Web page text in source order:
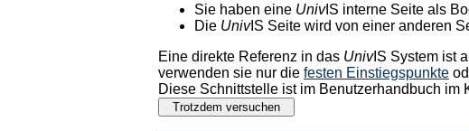
Sie haben eine UnivIS interne Seite als
Die UnivIS Seite wird von einer anderen
Eine direkte Referenz in das UnivIS System ist
verwenden sie nur die festen Einstiegspunkte
Diese Schnittstelle ist im Benutzerhandbuch